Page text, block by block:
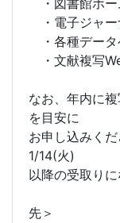
・図書館ホ
・電子ジャ
・各種デー
・文献複写
なお、年内に
を目安に
お申し込みく
1/14(火)
以降の受取
＜
先＞